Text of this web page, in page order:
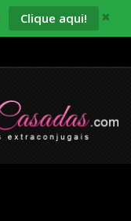
Clique aqui! ✖